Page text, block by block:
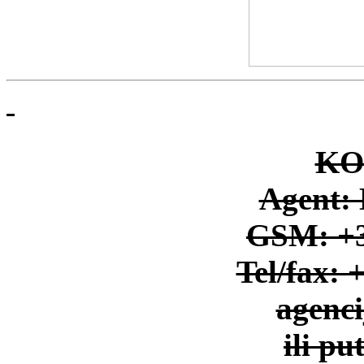
Agent:
GSM:
Tel/fax:
ili